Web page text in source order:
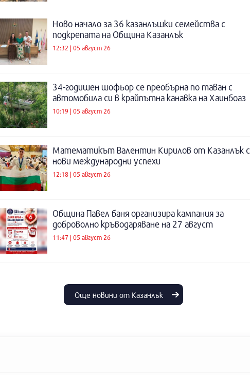
Ново начало за 36 казанлъшки семейства с
подкрепата на Община Казанлък
12:32 | 05 август 26
34-годишен шофьор се преобърна по таван с
автомобила си в крайпътна канавка на Хаинбоаз
10:19 | 05 август 26
Математикът Валентин Кирилов от Казанлък с
нови международни успехи
12:18 | 05 август 26
Община Павел баня организира кампания за
доброволно кръводаряване на 27 август
11:47 | 05 август 26
Още новини от Казанлък